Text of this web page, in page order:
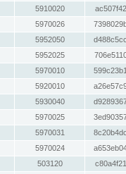
5910020
5970026
5952050
5952025
5970010
5920010
5930040
5970025
5970031
5970024
503120